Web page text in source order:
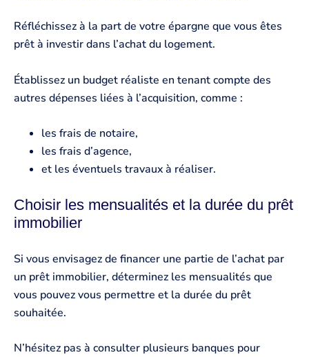
Réfléchissez à la part de votre épargne que vous êtes
prêt à investir dans l’achat du logement.
Établissez un budget réaliste en tenant compte des
autres dépenses liées à l’acquisition, comme :
les frais de notaire,
les frais d’agence,
et les éventuels travaux à réaliser.
Choisir les mensualités et la durée du prêt
immobilier
Si vous envisagez de financer une partie de l’achat par
un prêt immobilier, déterminez les mensualités que
vous pouvez vous permettre et la durée du prêt
souhaitée.
N’hésitez pas à consulter plusieurs banques pour